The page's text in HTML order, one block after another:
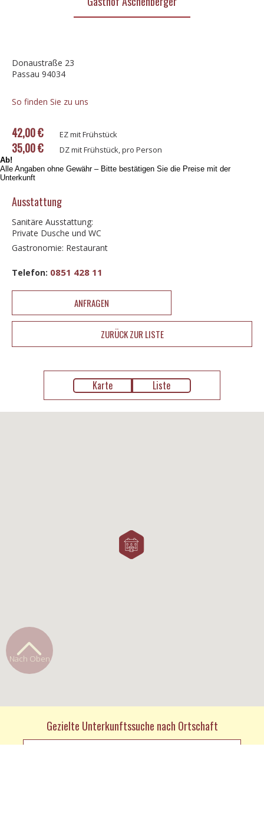
Donaustraße 23
Passau 94034
So finden Sie zu uns
42,00 € EZ mit Frühstück
35,00 € DZ mit Frühstück, pro Person
Ab!
Alle Angaben ohne Gewähr – Bitte bestätigen Sie die Preise mit der
Unterkunft
Ausstattung
Sanitäre Ausstattung:
Private Dusche und WC
Gastronomie: Restaurant
Telefon: 0851 428 11
ANFRAGEN
ZURÜCK ZUR LISTE
Karte Liste
Gezielte Unterkunftssuche nach Ortschaft
Nach Oben